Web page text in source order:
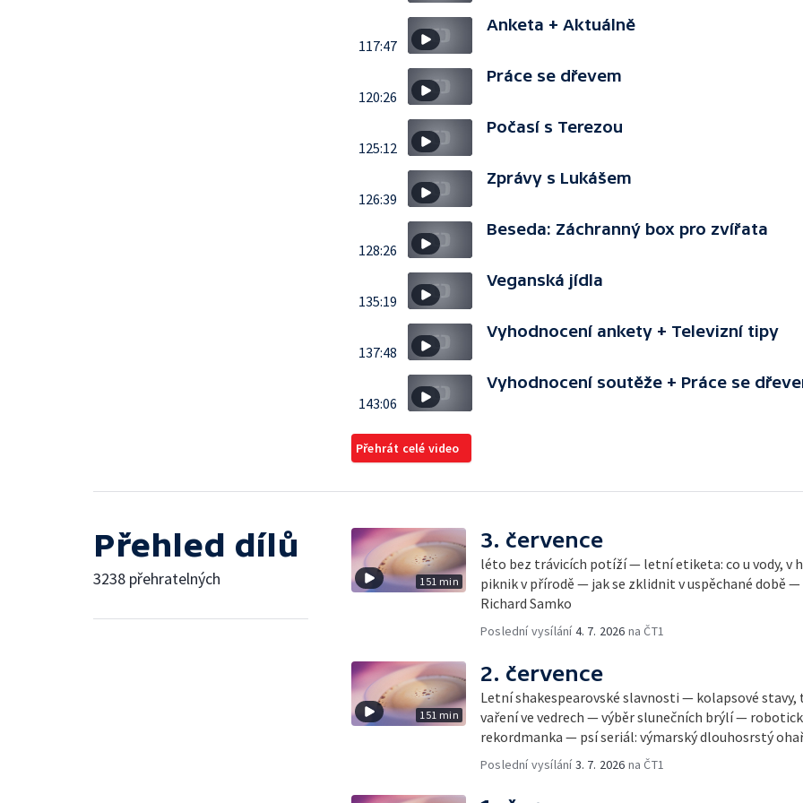
117:47
Anketa + Aktuálně
120:26
Práce se dřevem
125:12
Počasí s Terezou
126:39
Zprávy s Lukášem
128:26
Beseda: Záchranný box pro zvířata
135:19
Veganská jídla
137:48
Vyhodnocení ankety + Televizní tipy
143:06
Vyhodnocení soutěže + Práce se
Přehrát celé video
Přehled dílů
3238 přehratelných 151 min
3. července
léto bez trávicích potíží — letní etiketa: co u vody, v
piknik v přírodě — jak se zklidnit v uspěchané době
Richard Samko
Poslední vysílání4. 7. 2026 na ČT1
151 min
2. července
Letní shakespearovské slavnosti — kolapsové
vaření ve vedrech — výběr slunečních brýlí —
rekordmanka — psí seriál: výmarský dlouhosrstý
Poslední vysílání3. 7. 2026 na ČT1